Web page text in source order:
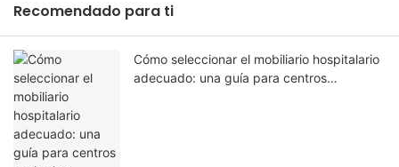
Recomendado para ti
Cómo seleccionar el mobiliario hospitalario
adecuado: una guía para centros